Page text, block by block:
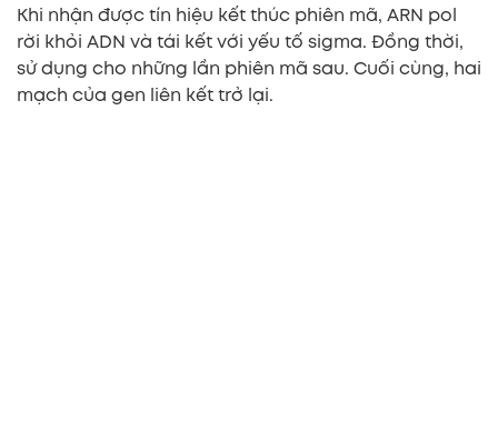
Khi nhận được tín hiệu kết thúc phiên mã, ARN pol
rời khỏi ADN và tái kết với yếu tố sigma. Đồng thời,
sử dụng cho những lần phiên mã sau. Cuối cùng, hai
mạch của gen liên kết trở lại.